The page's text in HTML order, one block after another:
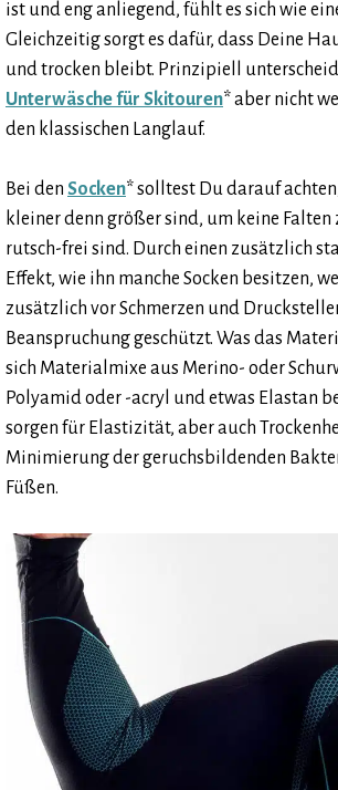
ist undeng anliegend, fühlt es sich wie
Gleichzeitig sorgt es dafür, dass Deine
und trocken bleibt. Prinzipiell
Unterwäsche für Skitouren* aber nicht
den klassischen Langlauf.
Bei den Socken* solltest Du darauf
kleiner denn größer sind, um keine Falten
rutsch-frei sind. Durch einen zusätzlich
Effekt, wie ihn manche Socken besitzen,
zusätzlich vor Schmerzen und
Beanspruchung geschützt. Was das
sich Materialmixe aus Merino- oder
Polyamid oder -acryl und etwas Elastan
sorgen für Elastizität, aber auch
Minimierung der geruchsbildenden
Füßen.